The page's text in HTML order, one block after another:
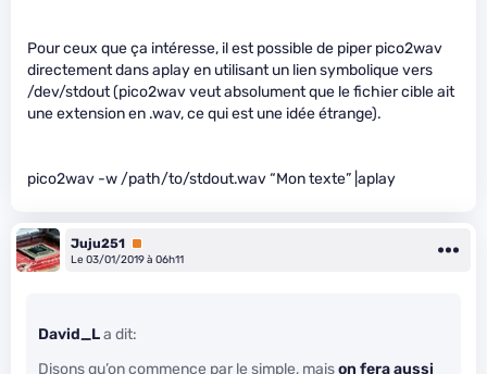
Pour ceux que ça intéresse, il est possible de piper pico2wav
directement dans aplay en utilisant un lien symbolique vers
/dev/stdout (pico2wav veut absolument que le fichier cible ait
une extension en .wav, ce qui est une idée étrange).
pico2wav -w /path/to/stdout.wav “Mon texte” |aplay
Juju251 Premium
Le 03/01/2019 à 06h11
David_La dit:
Disons qu’on commence par le simple, maison fera aussi